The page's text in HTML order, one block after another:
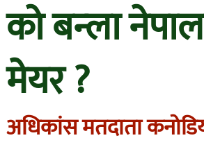
को बन्ला
मेयर ?
अधिकांस मतदाता